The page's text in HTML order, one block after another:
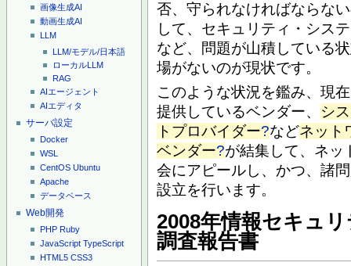
画像生成AI
動画生成AI
LLM
LLM/モデル/日本語
ローカルLLM
RAG
AIエージェント
AIエディタ
サーバ設定
Docker
WSL
CentOS Ubuntu
Apache
データベース
Web開発
PHP Ruby
JavaScript TypeScript
HTML5 CSS3
否、守られなければならな
して、セキュリティ・シス
など、問題が山積している
場がないのが現状です。
このような状況を鑑み、現
提供しているベンダー、 シ
トプロバイダー?などネット
ベンダー?が結集して、ネッ
会にアピールし、かつ、諸
設立を行います。
2008年情報セキュ
調査報告書